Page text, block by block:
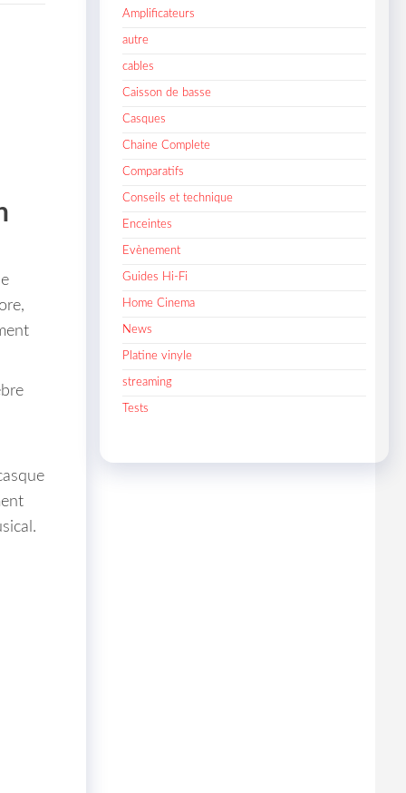
Amplificateurs
autre
cables
Caisson de basse
Casques
Chaine Complete
Comparatifs
Conseils et technique
Enceintes
Evènement
Guides Hi-Fi
Home Cinema
News
Platine vinyle
streaming
Tests